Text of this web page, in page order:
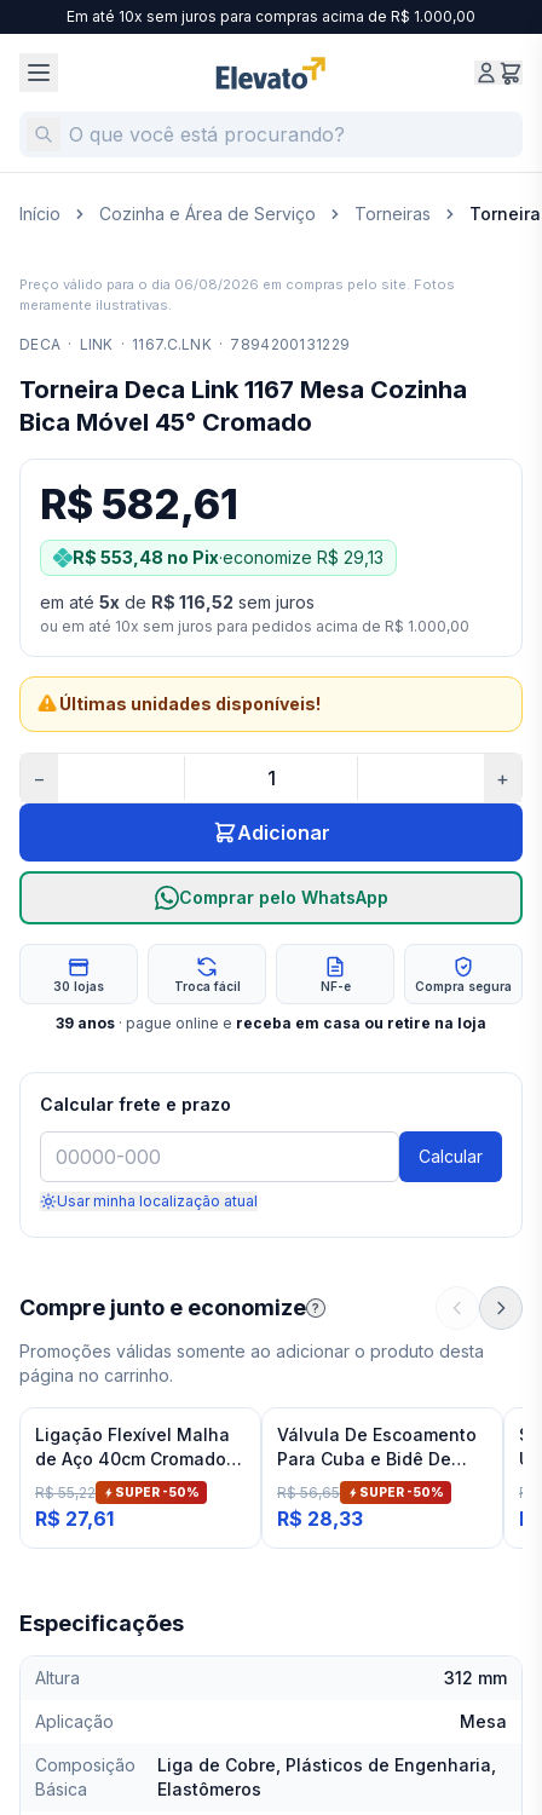
Em até 10x sem juros para compras acima de R$ 1.000,00
Início Cozinha e Área de Serviço Torneiras
Preço válido para o dia 06/08/2026 em compras pelo site. Fotos
meramente ilustrativas.
Compre junto e economize ?
Promoções válidas somente ao adicionar o produto desta
página no carrinho.
Ligação Flexível Malha
de Aço 40cm Cromado
Deca
R$ 55,22 SUPER -50%
R$ 27,61
Válvula De Escoamento
Para Cuba e Bidê De
Banheiro Cromado Deca
R$ 56,65 SUPER -50%
R$ 28,33
R$
Especificações
Altura 312 mm
Aplicação Mesa
Composição
Básica
Liga de Cobre, Plásticos de Engenharia,
Elastômeros
DECA · LINK · 1167.C.LNK · 7894200131229
Torneira Deca Link 1167 Mesa Cozinha
Bica Móvel 45° Cromado
R$ 582,61
R$ 553,48 no Pix·economize R$ 29,13
em até 5x de R$ 116,52 sem juros
ou em até 10x sem juros para pedidos acima de R$ 1.000,00
Últimas unidades disponíveis!
− +
Adicionar
Comprar pelo WhatsApp
30 lojas Troca fácil NF-e Compra segura
39 anos · pague online e receba em casa ou retire na loja
Calcular frete e prazo
Calcular
Usar minha localização atual